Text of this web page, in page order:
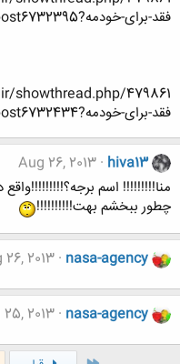
فقد-برای-خودمه?p=6732395&viewfull=1#post6732395
فقد-برای-خودمه?p=6732434&viewfull=1#post6732434
hiva13
Aug 26, 2013
منا!!!!!!!!! اسم
چطور ببخشم بهت!!!!!!!!!!
nasa-agency
2013
nasa-agency
2013